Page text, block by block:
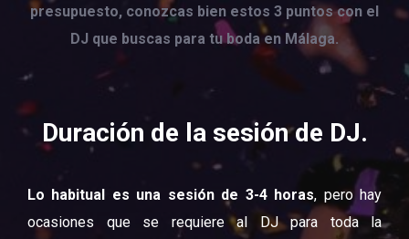
presupuesto, conozcas bien estos 3 puntos con el
DJ que buscas para tu boda en Málaga.
Duración de la sesión de DJ.
Lo habitual es una sesión de 3-4 horas, pero hay
ocasiones que se requiere al DJ para toda la